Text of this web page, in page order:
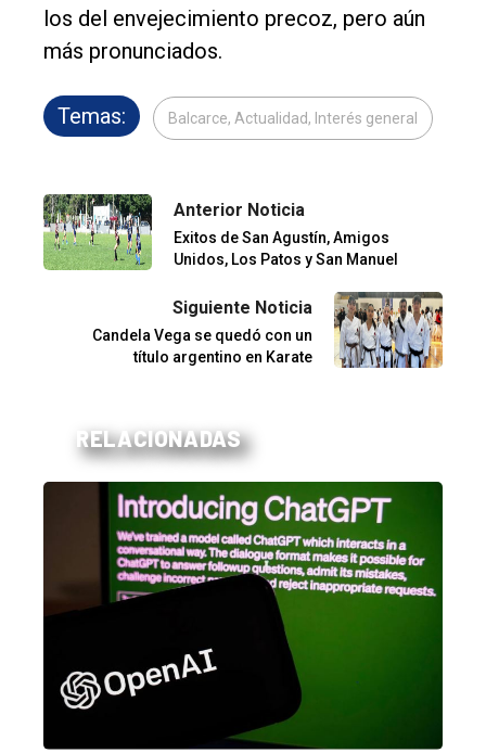
los del envejecimiento precoz, pero aún
más pronunciados.
Temas: Balcarce, Actualidad, Interés general
Anterior Noticia
Exitos de San Agustín, Amigos
Unidos, Los Patos y San Manuel
Siguiente Noticia
Candela Vega se quedó con un
título argentino en Karate
RELACIONADAS